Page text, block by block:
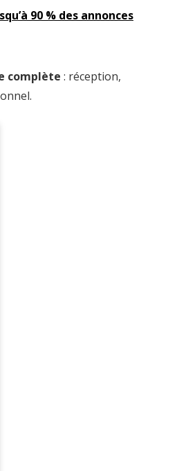
90 % des annonces
complète : réception,